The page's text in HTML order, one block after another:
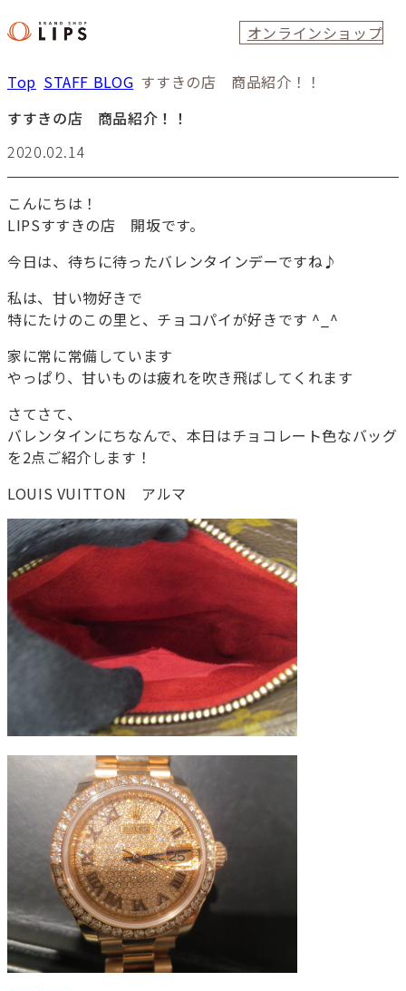
オンラインショップ
Top STAFF BLOG すすきの店 商品紹介！！
すすきの店 商品紹介！！
2020.02.14
こんにちは！
LIPSすすきの店 開坂です。
今日は、待ちに待ったバレンタインデーですね♪
私は、甘い物好きで
特にたけのこの里と、チョコパイが好きです ^_^
家に常に常備しています
やっぱり、甘いものは疲れを吹き飛ばしてくれます
さてさて、
バレンタインにちなんで、本日はチョコレート色なバッグ
を2点ご紹介します！
LOUIS VUITTON アルマ